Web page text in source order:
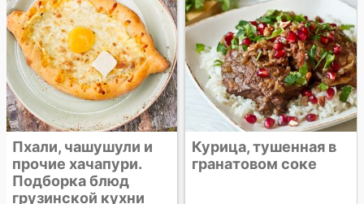
Курица, тушенная в
гранатовом соке